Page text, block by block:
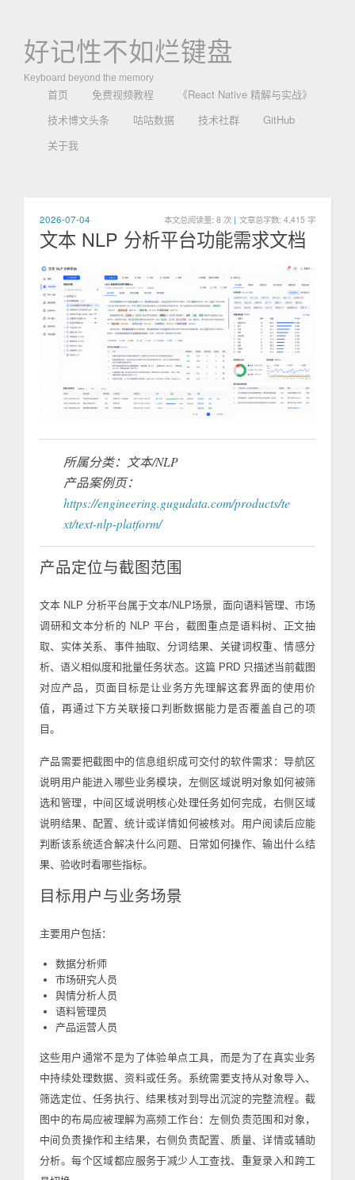
好记性不如烂键盘
Keyboard beyond the memory
首页 免费视频教程
《React Native 精解与实战》
技术博文头条
咕咕数据 技术社群
GitHub
关于我
2026-07-04 本文总阅读量: 8 次 | 文章总字数: 4,415 字
文本 NLP 分析平台功能需求文档
所属分类：文本/NLP
产品案例页：
https://engineering.gugudata.com/products/te
xt/text-nlp-platform/
产品定位与截图范围
文本 NLP 分析平台属于文本/NLP场景，面向语料管理、市场
调研和文本分析的 NLP 平台，截图重点是语料树、正文抽
取、实体关系、事件抽取、分词结果、关键词权重、情感分
析、语义相似度和批量任务状态。这篇 PRD 只描述当前截图
对应产品，页面目标是让业务方先理解这套界面的使用价
值，再通过下方关联接口判断数据能力是否覆盖自己的项
目。
产品需要把截图中的信息组织成可交付的软件需求：导航区
说明用户能进入哪些业务模块，左侧区域说明对象如何被筛
选和管理，中间区域说明核心处理任务如何完成，右侧区域
说明结果、配置、统计或详情如何被核对。用户阅读后应能
判断该系统适合解决什么问题、日常如何操作、输出什么结
果、验收时看哪些指标。
目标用户与业务场景
主要用户包括：
数据分析师
市场研究人员
舆情分析人员
语料管理员
产品运营人员
这些用户通常不是为了体验单点工具，而是为了在真实业务
中持续处理数据、资料或任务。系统需要支持从对象导入、
筛选定位、任务执行、结果核对到导出沉淀的完整流程。截
图中的布局应被理解为高频工作台：左侧负责范围和对象，
中间负责操作和主结果，右侧负责配置、质量、详情或辅助
分析。每个区域都应服务于减少人工查找、重复录入和跨工